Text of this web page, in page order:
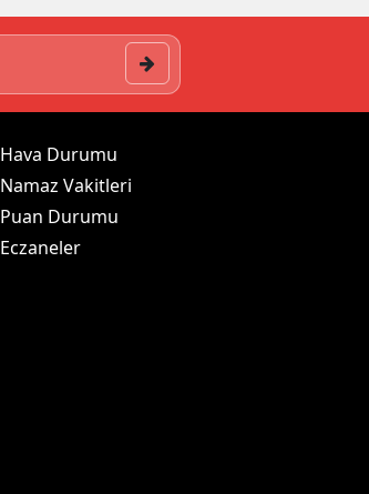
Hava Durumu
Namaz Vakitleri
Puan Durumu
Eczaneler